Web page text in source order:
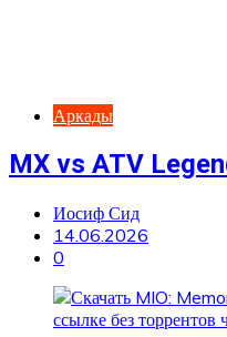
Аркады
MX vs ATV
Иосиф Сид
14.06.2026
0